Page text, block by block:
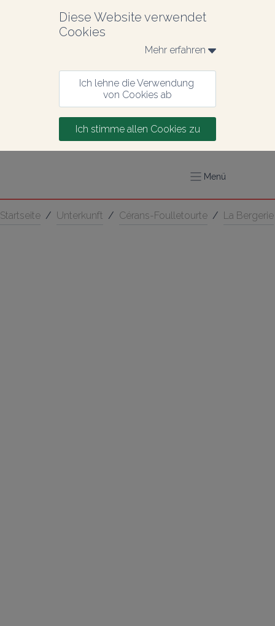
Diese Website verwendet
Cookies
Mehr erfahren
Ich lehne die Verwendung
von Cookies ab
Ich stimme allen Cookies zu
Menü
Startseite / Unterkunft / Cérans-Foulletourte / La Bergerie